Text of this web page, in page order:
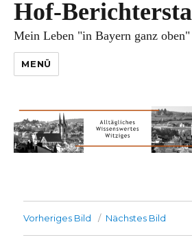
Hof-
Mein Leben "in Bayern ganz oben"
MENÜ
Vorheriges Bild Nächstes Bild